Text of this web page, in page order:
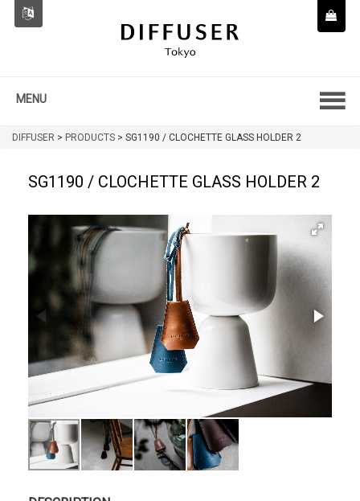
MENU
DIFFUSER > PRODUCTS > SG1190 / CLOCHETTE GLASS HOLDER 2
SG1190 / CLOCHETTE GLASS HOLDER 2